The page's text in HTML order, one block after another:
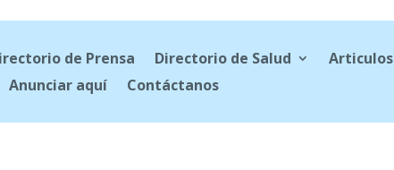
de Prensa Directorio de Salud
Articulos
Anunciar aquí Contáctanos